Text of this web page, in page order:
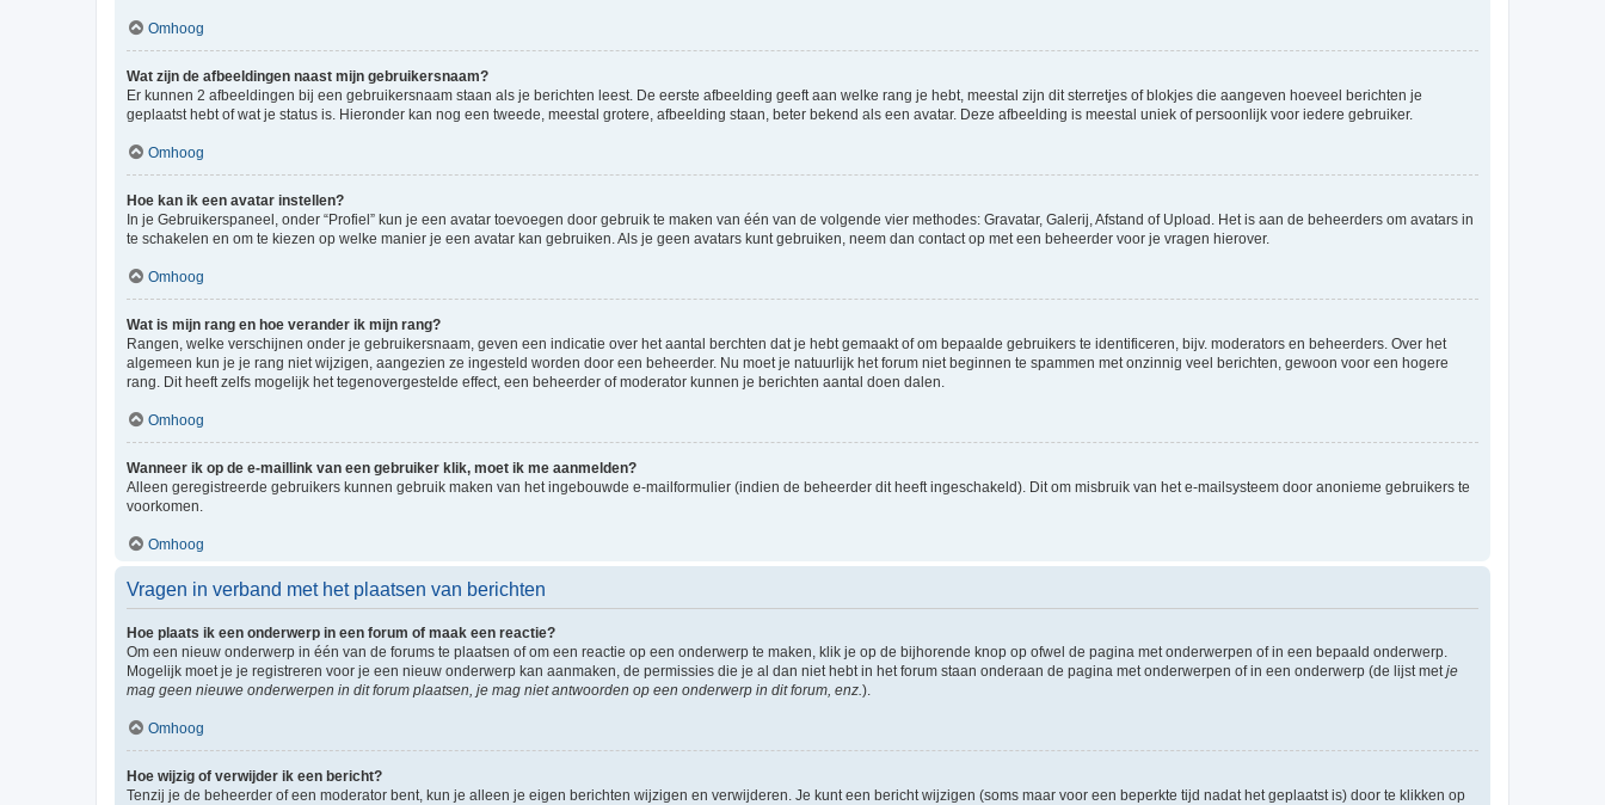
Omhoog
Wat zijn de afbeeldingen naast mijn gebruikersnaam?
Er kunnen 2 afbeeldingen bij een gebruikersnaam staan als je berichten leest. De eerste afbeelding geeft aan welke rang je hebt, meestal zijn dit sterretjes of blokjes die aangeven hoeveel berichten je
geplaatst hebt of wat je status is. Hieronder kan nog een tweede, meestal grotere, afbeelding staan, beter bekend als een avatar. Deze afbeelding is meestal uniek of persoonlijk voor iedere gebruiker.
Omhoog
Hoe kan ik een avatar instellen?
In je Gebruikerspaneel, onder “Profiel” kun je een avatar toevoegen door gebruik te maken van één van de volgende vier methodes: Gravatar, Galerij, Afstand of Upload. Het is aan de beheerders om avatars in
te schakelen en om te kiezen op welke manier je een avatar kan gebruiken. Als je geen avatars kunt gebruiken, neem dan contact op met een beheerder voor je vragen hierover.
Omhoog
Wat is mijn rang en hoe verander ik mijn rang?
Rangen, welke verschijnen onder je gebruikersnaam, geven een indicatie over het aantal berchten dat je hebt gemaakt of om bepaalde gebruikers te identificeren, bijv. moderators en beheerders. Over het
algemeen kun je je rang niet wijzigen, aangezien ze ingesteld worden door een beheerder. Nu moet je natuurlijk het forum niet beginnen te spammen met onzinnig veel berichten, gewoon voor een hogere
rang. Dit heeft zelfs mogelijk het tegenovergestelde effect, een beheerder of moderator kunnen je berichten aantal doen dalen.
Omhoog
Wanneer ik op de e-maillink van een gebruiker klik, moet ik me aanmelden?
Alleen geregistreerde gebruikers kunnen gebruik maken van het ingebouwde e-mailformulier (indien de beheerder dit heeft ingeschakeld). Dit om misbruik van het e-mailsysteem door anonieme gebruikers te
voorkomen.
Omhoog
Vragen in verband met het plaatsen van berichten
Hoe plaats ik een onderwerp in een forum of maak een reactie?
Om een nieuw onderwerp in één van de forums te plaatsen of om een reactie op een onderwerp te maken, klik je op de bijhorende knop op ofwel de pagina met onderwerpen of in een bepaald onderwerp.
Mogelijk moet je je registreren voor je een nieuw onderwerp kan aanmaken, de permissies die je al dan niet hebt in het forum staan onderaan de pagina met onderwerpen of in een onderwerp (de lijst metje
mag geen nieuwe onderwerpen in dit forum plaatsen, je mag niet antwoorden op een onderwerp in dit forum, enz.).
Omhoog
Hoe wijzig of verwijder ik een bericht?
Tenzij je de beheerder of een moderator bent, kun je alleen je eigen berichten wijzigen en verwijderen. Je kunt een bericht wijzigen (soms maar voor een beperkte tijd nadat het geplaatst is) door te klikken op